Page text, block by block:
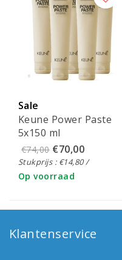
Sale
Keune Power Paste
5x150 ml
€74,00 €70,00
Stukprijs : €14,80 /
Op voorraad
Klantenservice